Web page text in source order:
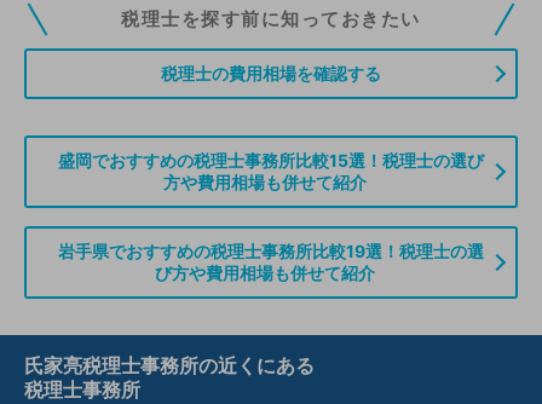
税理士ドットコムの無料会員にご登録いただくと、貴事務所の情報を編集し
ていただくことができます。また、税理士をお探しの方との接点をご提供す
無料登録のご案内はこちら
税理士を探す前に知っておきたい
税理士の費用相場を確認する
盛岡でおすすめの税理士事務所比較15選！税理士の選び
方や費用相場も併せて紹介
岩手県でおすすめの税理士事務所比較19選！税理士の選
び方や費用相場も併せて紹介
氏家亮税理士事務所の近くにある
税理士事務所